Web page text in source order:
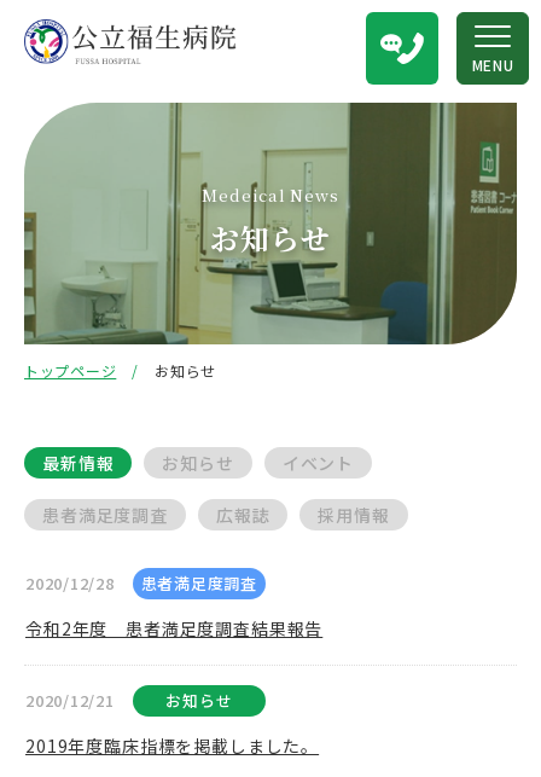
MENU
Medeical News
お知らせ
トップページ お知らせ
最新情報 お知らせ イベント
患者満足度調査 広報誌 採用情報
2020/12/28 患者満足度調査
令和2年度 患者満足度調査結果報告
2020/12/21 お知らせ
2019年度臨床指標を掲載しました。